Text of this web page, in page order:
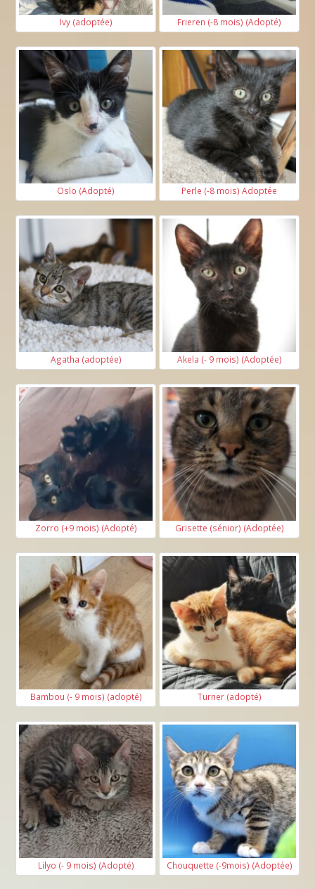
Ivy (adoptée) Frieren (-8 mois) (Adopté)
Oslo (Adopté) Perle (-8 mois) Adoptée
Agatha (adoptée) Akela (- 9 mois) (Adoptée)
Zorro (+9 mois) (Adopté) Grisette (sénior) (Adoptée)
Bambou (- 9 mois) (adopté) Turner (adopté)
Lilyo (- 9 mois) (Adopté) Chouquette (-9mois) (Adoptée)